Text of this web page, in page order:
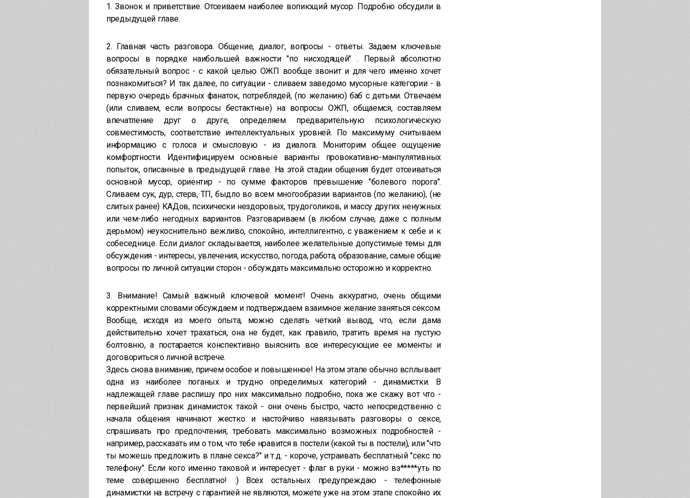
1. Звонок и приветствие. Отсеиваем наиболее вопиющий мусор. Подробно обсудили в
предыдущей главе.
2. Главная часть разговора. Общение, диалог, вопросы - ответы. Задаем ключевые
вопросы в порядке наибольшей важности "по нисходящей" . Первый абсолютно
обязательный вопрос - с какой целью ОЖП вообще звонит и для чего именно хочет
познакомиться? И так далее, по ситуации - сливаем заведомо мусорные категории - в
первую очередь брачных фанаток, потреблядей, (по желанию) баб с детьми. Отвечаем
(или сливаем, если вопросы бестактные) на вопросы ОЖП, общаемся, составляем
впечатление друг о друге, определяем предварительную психологическую
совместимость, соответствие интеллектуальных уровней. По максимуму считываем
информацию с голоса и смысловую - из диалога. Мониторим общее ощущение
комфортности. Идентифицируем основные варианты провокативно-манпулятивных
попыток, описанные в предыдущей главе. На этой стадии общения будет отсеиваться
основной мусор, ориентир - по сумме факторов превышение "болевого порога".
Сливаем сук, дур, стерв, ТП, быдло во всем многообразии вариантов (по желанию), (не
слитых ранее) КАДов, психически нездоровых, трудоголиков, и массу других ненужных
или чем-либо негодных вариантов. Разговариваем (в любом случае, даже с полным
дерьмом) неукоснительно вежливо, спокойно, интеллигентно, с уважением к себе и к
собеседнице. Если диалог складывается, наиболее желательные допустимые темы для
обсуждения - интересы, увлечения, искусство, погода, работа, образование, самые общие
вопросы по личной ситуации сторон - обсуждать максимально осторожно и корректно.
3. Внимание! Самый важный ключевой момент! Очень аккуратно, очень общими
корректными словами обсуждаем и подтверждаем взаимное желание заняться сексом.
Вообще, исходя из моего опыта, можно сделать четкий вывод, что, если дама
действительно хочет трахаться, она не будет, как правило, тратить время на пустую
болтовню, а постарается конспективно выяснить все интересующие ее моменты и
договориться о личной встрече.
Здесь снова внимание, причем особое и повышенное! На этом этапе обычно всплывает
одна из наиболее поганых и трудно определимых категорий - динамистки. В
надлежащей главе распишу про них максимально подробно, пока же скажу вот что -
первейший признак динамисток такой - они очень быстро, часто непосредственно с
начала общения начинают жестко и настойчиво навязывать разговоры о сексе,
спрашивать про предпочтения, требовать максимально возможных подробностей -
например, рассказать им о том, что тебе нравится в постели (какой ты в постели), или "что
ты можешь предложить в плане секса?" и т.д. - короче, устраивать бесплатный "секс по
телефону". Если кого именно таковой и интересует - флаг в руки - можно вз*****уть по
теме совершенно бесплатно! :) Всех остальных предупреждаю - телефонные
динамистки на встречу с гарантией не являются, можете уже на этом этапе спокойно их